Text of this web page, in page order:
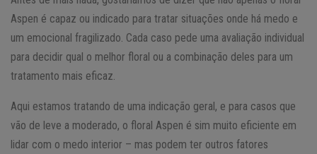
Aspen é capaz ou indicado para tratar situações onde há medo e
um emocional fragilizado. Cada caso pede uma avaliação individual
para decidir qual o melhor floral ou a combinação deles para um
tratamento mais eficaz.
Aqui estamos tratando de uma indicação geral, e para casos que
vão de leve a moderado, o floral Aspen é sim muito eficiente em
lidar com o medo interior – mas podem ter outros fatores